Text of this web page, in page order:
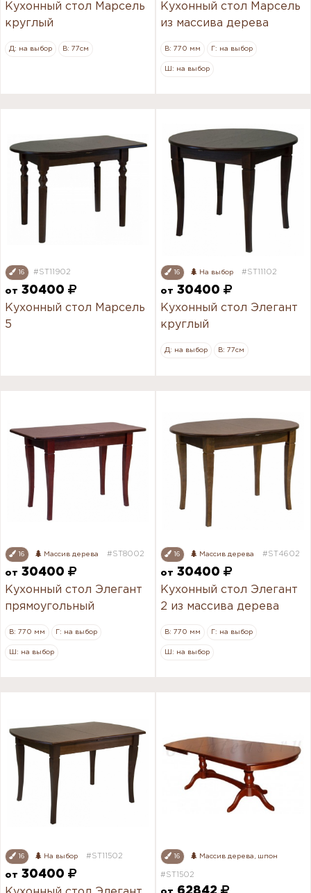
Кухонный стол Марсель
круглый
Д: на выбор В: 77см
Кухонный стол Марсель
из массива дерева
В: 770 мм Г: на выбор
Ш: на выбор
16 #ST11902
от 30400
Кухонный стол Марсель
5
16 На выбор #ST11102
от 30400
Кухонный стол Элегант
круглый
Д: на выбор В: 77см
16 Массив дерева #ST8002
от 30400
Кухонный стол Элегант
прямоугольный
В: 770 мм Г: на выбор
Ш: на выбор
16 Массив дерева #ST4602
от 30400
Кухонный стол Элегант
2 из массива дерева
В: 770 мм Г: на выбор
Ш: на выбор
16 На выбор #ST11502
от 30400
16 Массив дерева, шпон
#ST1502